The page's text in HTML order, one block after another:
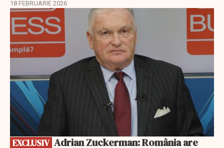
18 FEBRUARIE 2026
EXCLUSIV
EXCLUSIV